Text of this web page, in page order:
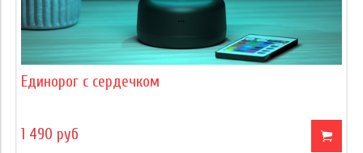
Единорог с сердечком
1 490 руб